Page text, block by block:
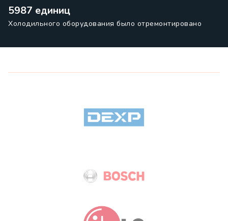
5987 единиц
Холодильного оборудования было отремонтировано